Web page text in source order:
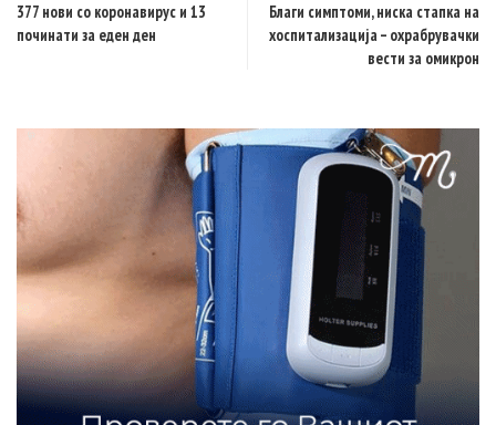
377 нови со коронавирус и 13
починати за еден ден
Благи симптоми, ниска стапка на
хоспитализацијa – oхрабрувачки
вести за омикрон